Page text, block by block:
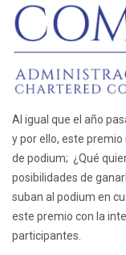
Al igual que el año
y por ello, este
de podium; ¿Qué
posibilidades de
suban al podium en
este premio con la
participantes.